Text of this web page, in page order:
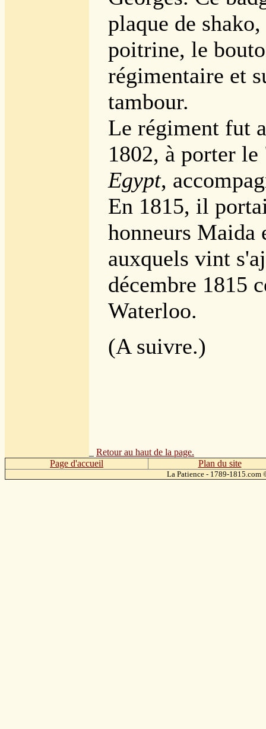
plaque de
poitrine, le
régimentaire et
tambour.
Le régiment fut
1802, à porter
Egypt,
En 1815, il
honneurs Maida
auxquels vint
décembre 1815
Waterloo.
(A suivre.)
Retour au haut de la page.
Page d'accueil
Plan du site
La Patience - 1789-1815.com